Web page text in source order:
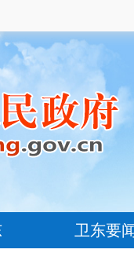
卫东要